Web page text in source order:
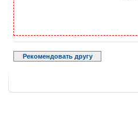
Рекомендовать другу